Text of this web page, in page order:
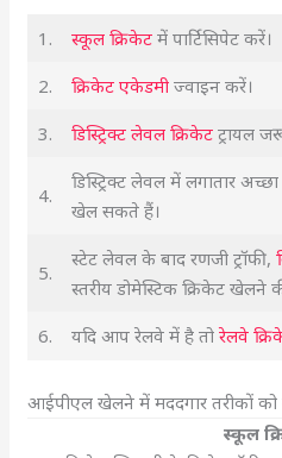
1. स्कूल क्रिकेटमें पार्टिसिपेट करें।
2.
क्रिकेट एकेडमीज्वाइन करें।
3.
डिस्ट्रिक्ट लेवल क्रिकेटट्रायल
4.
डिस्ट्रिक्ट लेवल में लगातार
खेल सकते हैं।
5.
स्टेट लेवल के बाद रणजी ट्रॉफी,
स्तरीय डोमेस्टिक क्रिकेट खेलने
6.
यदि आप रेलवे में है तो रेलवे
आईपीएल खेलने में मददगार तरीकों को
स्कूल